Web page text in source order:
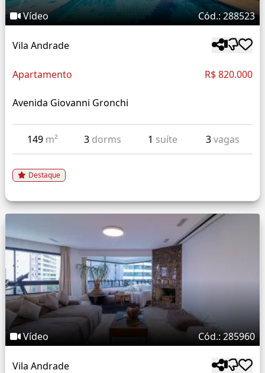
Vídeo Cód.: 288523
Vila Andrade
Apartamento R$ 820.000
Avenida Giovanni Gronchi
149 m² 3 dorms 1 suíte 3vagas
Destaque
Vídeo Cód.: 285960
Vila Andrade